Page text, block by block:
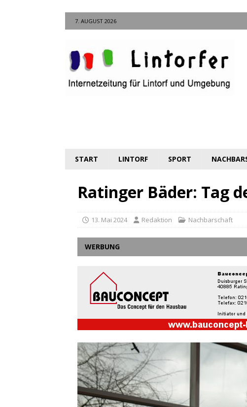
7. AUGUST 2026
START LINTORF SPORT
Ratinger Bäder: Tag
13. Mai 2024 Redaktion Nachbarschaft
WERBUNG